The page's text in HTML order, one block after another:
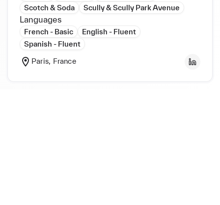
Scotch & Soda
Scully & Scully Park Avenue
Languages
French - Basic
English - Fluent
Spanish - Fluent
Paris, France